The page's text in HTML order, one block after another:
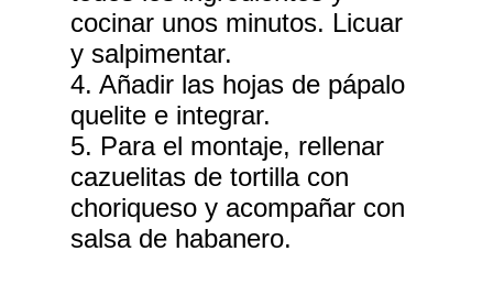
cocinar unos minutos. Licuar
y salpimentar.
4. Añadir las hojas de pápalo
quelite e integrar.
5. Para el montaje, rellenar
cazuelitas de tortilla con
choriqueso y acompañar con
salsa de habanero.